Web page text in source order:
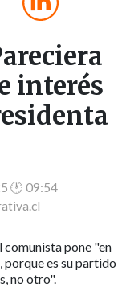
interés
🕐 09:54
pone "en
porque es su partido
no otro".